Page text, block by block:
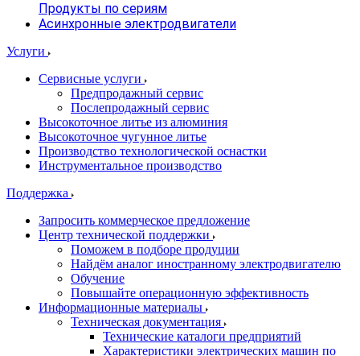
Продукты по сериям
Асинхронные электродвигатели
Услуги
Сервисные услуги
Предпродажный сервис
Послепродажный сервис
Высокоточное литье из алюминия
Высокоточное чугунное литье
Производство технологической оснастки
Инструментальное производство
Поддержка
Запросить коммерческое предложение
Центр технической поддержки
Поможем в подборе продуции
Найдём аналог иностранному электродвигателю
Обучение
Повышайте операционную эффективность
Информационные материалы
Техническая документация
Технические каталоги предприятий
Характеристики электрических машин по